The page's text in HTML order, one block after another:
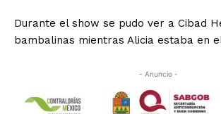
Durante el show se pudo ver a Cibad
bambalinas mientras Alicia estaba en
- Anuncio -